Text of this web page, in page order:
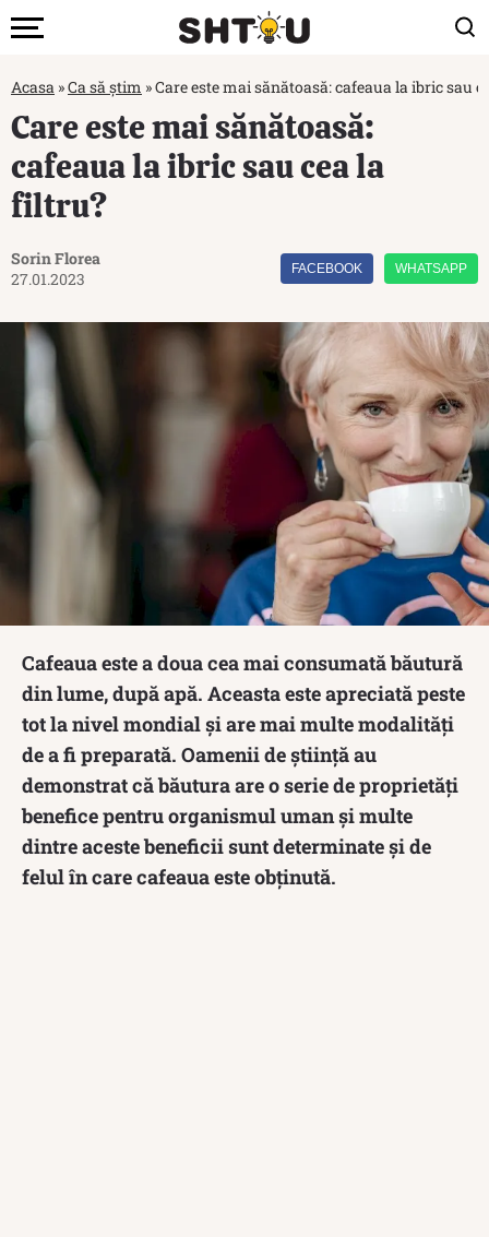
Acasa »Ca să știm »Care este mai sănătoasă: cafeaua la ibric sau
Care este mai sănătoasă:
cafeaua la ibric sau cea la
filtru?
Sorin Florea
27.01.2023
FACEBOOK WHATSAPP
Cafeaua este a doua cea mai consumată băutură
din lume, după apă. Aceasta este apreciată peste
tot la nivel mondial și are mai multe modalități
de a fi preparată. Oamenii de știință au
demonstrat că băutura are o serie de proprietăți
benefice pentru organismul uman și multe
dintre aceste beneficii sunt determinate și de
felul în care cafeaua este obținută.